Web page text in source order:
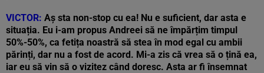
VICTOR: Aș sta non-stop cu ea! Nu e suficient, dar asta e
situația. Eu i-am propus Andreei să ne împărțim timpul
50%-50%, ca fetița noastră să stea în mod egal cu ambii
părinți, dar nu a fost de acord. Mi-a zis că vrea să o țină ea,
iar eu să vin să o vizitez când doresc. Asta ar fi însemnat